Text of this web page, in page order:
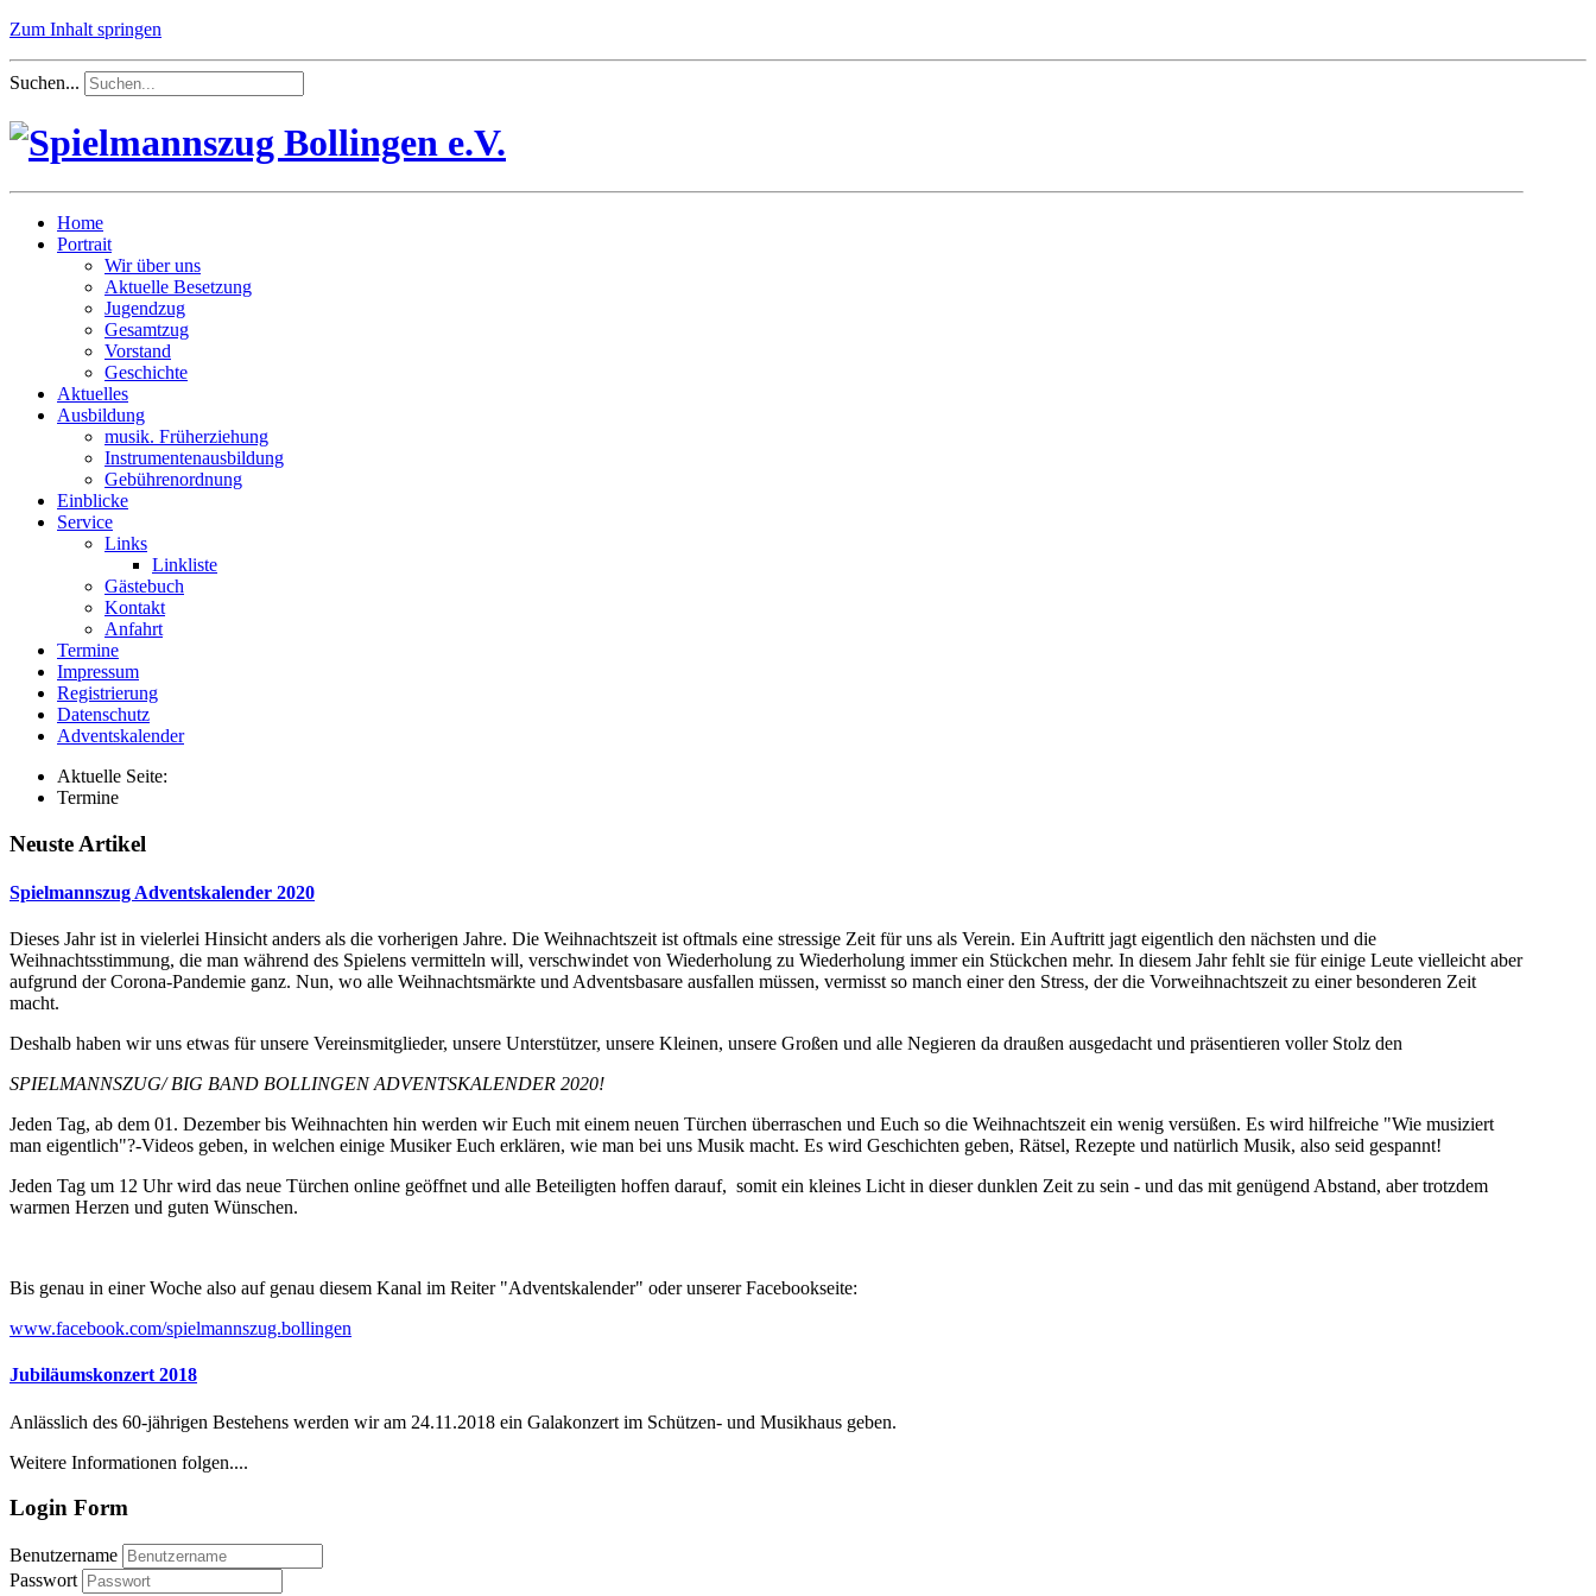
Zum Inhalt springen
Suchen...
Home
Portrait
Wir über uns
Aktuelle Besetzung
Jugendzug
Gesamtzug
Vorstand
Geschichte
Aktuelles
Ausbildung
musik. Früherziehung
Instrumentenausbildung
Gebührenordnung
Einblicke
Service
Links
Linkliste
Gästebuch
Kontakt
Anfahrt
Termine
Impressum
Registrierung
Datenschutz
Adventskalender
Aktuelle Seite:
Termine
Neuste Artikel
Spielmannszug Adventskalender 2020
Dieses Jahr ist in vielerlei Hinsicht anders als die vorherigen Jahre. Die Weihnachtszeit ist oftmals eine stressige Zeit für uns als Verein. Ein Auftritt jagt eigentlich den nächsten und die
Weihnachtsstimmung, die man während des Spielens vermitteln will, verschwindet von Wiederholung zu Wiederholung immer ein Stückchen mehr. In diesem Jahr fehlt sie für einige Leute vielleicht aber
aufgrund der Corona-Pandemie ganz. Nun, wo alle Weihnachtsmärkte und Adventsbasare ausfallen müssen, vermisst so manch einer den Stress, der die Vorweihnachtszeit zu einer besonderen Zeit
macht.
Deshalb haben wir uns etwas für unsere Vereinsmitglieder, unsere Unterstützer, unsere Kleinen, unsere Großen und alle Negieren da draußen ausgedacht und präsentieren voller Stolz den
SPIELMANNSZUG/ BIG BAND BOLLINGEN ADVENTSKALENDER 2020!
Jeden Tag, ab dem 01. Dezember bis Weihnachten hin werden wir Euch mit einem neuen Türchen überraschen und Euch so die Weihnachtszeit ein wenig versüßen. Es wird hilfreiche "Wie musiziert
man eigentlich"?-Videos geben, in welchen einige Musiker Euch erklären, wie man bei uns Musik macht. Es wird Geschichten geben, Rätsel, Rezepte und natürlich Musik, also seid gespannt!
Jeden Tag um 12 Uhr wird das neue Türchen online geöffnet und alle Beteiligten hoffen darauf, somit ein kleines Licht in dieser dunklen Zeit zu sein - und das mit genügend Abstand, aber trotzdem
warmen Herzen und guten Wünschen.
Bis genau in einer Woche also auf genau diesem Kanal im Reiter "Adventskalender" oder unserer Facebookseite:
www.facebook.com/spielmannszug.bollingen
Jubiläumskonzert 2018
Anlässlich des 60-jährigen Bestehens werden wir am 24.11.2018 ein Galakonzert im Schützen- und Musikhaus geben.
Weitere Informationen folgen....
Login Form
Benutzername
Passwort